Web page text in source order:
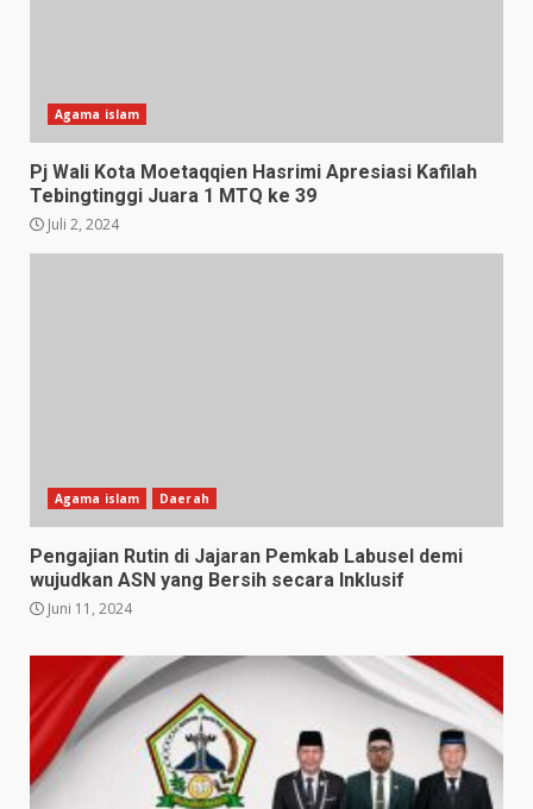
Agama islam
Pj Wali Kota Moetaqqien Hasrimi Apresiasi Kafilah
Tebingtinggi Juara 1 MTQ ke 39
Juli 2, 2024
Agama islam Daerah
Pengajian Rutin di Jajaran Pemkab Labusel demi
wujudkan ASN yang Bersih secara Inklusif
Juni 11, 2024